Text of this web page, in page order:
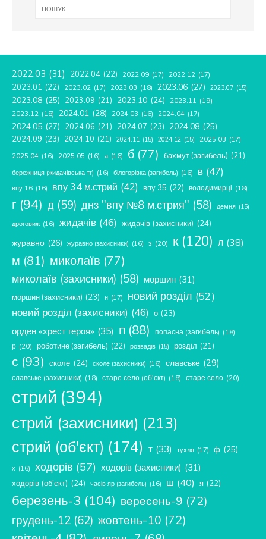
2022.03 (31) 2022.04 (22) 2022.09 (17) 2022.12 (17)
2023.01 (22) 2023.02 (17) 2023.03 (18) 2023.06 (27) 2023.07 (15)
2023.08 (25) 2023.09 (21) 2023.10 (24) 2023.11 (19)
2023.12 (18) 2024.01 (28) 2024.03 (16) 2024.04 (17)
2024.05 (27) 2024.06 (21) 2024.07 (23) 2024.08 (25)
2024.09 (23) 2024.10 (21) 2024.11 (15) 2024.12 (15) 2025.03 (17)
2025.04 (16) 2025.05 (16) а (16) б (77) бахмут (загибель) (21)
бережниця (жидачівська тг) (16) білогорівка (загибель) (16) в (47)
впу 16 (16) впу 34 м.стрий (42) впу 35 (22) володимирці (18)
г (94) д (59) днз "впу №8 м.стрия" (58) демня (15)
дроговиж (16) жидачів (46) жидачів (захисники) (24)
журавно (26) журавно (захисники) (16) з (20) к (120) л (38)
м (81) миколаїв (77)
миколаїв (захисники) (58) моршин (31)
моршин (захисники) (23) н (17) новий розділ (52)
новий розділ (захисники) (46) о (23)
орден «хрест героя» (35) п (88) попасна (загибель) (18)
р (20) роботине (загибель) (22) розвадів (15) розділ (21)
с (93) сколе (24) сколе (захисники) (16) славське (29)
славське (захисники) (18) старе село (об'єкт) (18) старе село (20)
стрий (394)
стрий (захисники) (213)
стрий (об'єкт) (174) т (33) тухля (17) ф (25)
х (16) ходорів (57) ходорів (захисники) (31)
ходорів (об'єкт) (24) часів яр (загибель) (16) ш (40) я (22)
березень-3 (104) вересень-9 (72)
грудень-12 (62) жовтень-10 (72)